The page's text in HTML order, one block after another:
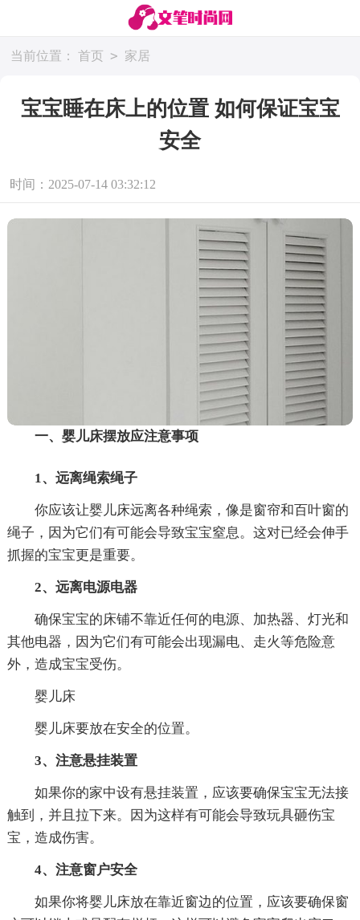
当前位置： 首页 > 家居
宝宝睡在床上的位置 如何保证宝宝
安全
时间：2025-07-14 03:32:12
一、婴儿床摆放应注意事项
1、远离绳索绳子
你应该让婴儿床远离各种绳索，像是窗帘和百叶窗的
绳子，因为它们有可能会导致宝宝窒息。这对已经会伸手
抓握的宝宝更是重要。
2、远离电源电器
确保宝宝的床铺不靠近任何的电源、加热器、灯光和
其他电器，因为它们有可能会出现漏电、走火等危险意
外，造成宝宝受伤。
婴儿床
婴儿床要放在安全的位置。
3、注意悬挂装置
如果你的家中设有悬挂装置，应该要确保宝宝无法接
触到，并且拉下来。因为这样有可能会导致玩具砸伤宝
宝，造成伤害。
4、注意窗户安全
如果你将婴儿床放在靠近窗边的位置，应该要确保窗